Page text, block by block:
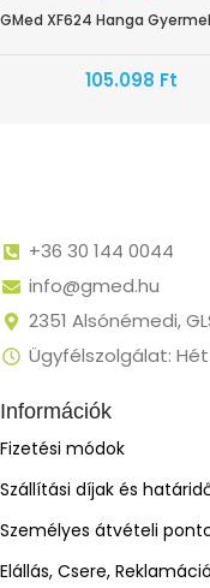
105.098 Ft
+36 30 144 0044
info@gmed.hu
2351 Alsónémedi,
Ügyfélszolgálat:
Információk
Fizetési módok
Szállítási díjak és
Személyes átvételi
Elállás, Csere, Reklamáció